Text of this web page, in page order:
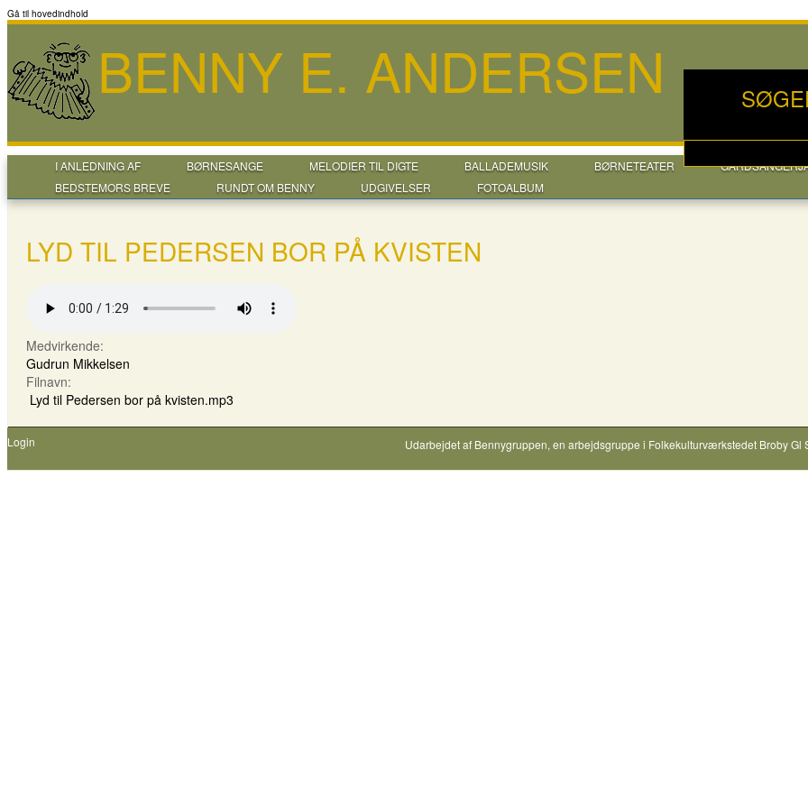
Gå til hovedindhold
BENNY E. ANDERSEN
I ANLEDNING AF BØRNESANGE MELODIER TIL DIGTE BALLADEMUSIK BØRNETEATER
BEDSTEMORS BREVE
RUNDT OM BENNY UDGIVELSER FOTOALBUM
LYD TIL PEDERSEN BOR PÅ KVISTEN
Medvirkende:
Gudrun Mikkelsen
Filnavn:
Lyd til Pedersen bor på kvisten.mp3
Login Udarbejdet af Bennygruppen, en arbejdsgruppe i Folkekulturværkstedet Broby Gl